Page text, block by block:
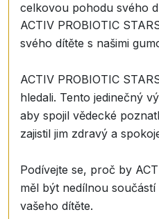
celkovou pohodu svého
ACTIV PROBIOTIC
svého dítěte s našimi
ACTIV PROBIOTIC
hledali. Tento jedinečný
aby spojil vědecké
zajistil jim zdravý a
Podívejte se, proč by
měl být nedílnou
vašeho dítěte.